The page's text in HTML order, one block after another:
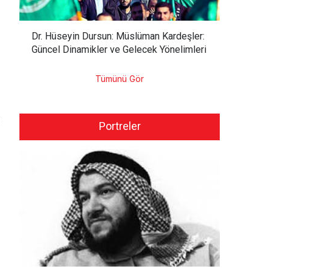
Dr. Hüseyin Dursun: Müslüman Kardeşler:
Güncel Dinamikler ve Gelecek Yönelimleri
Tümünü Gör
Portreler